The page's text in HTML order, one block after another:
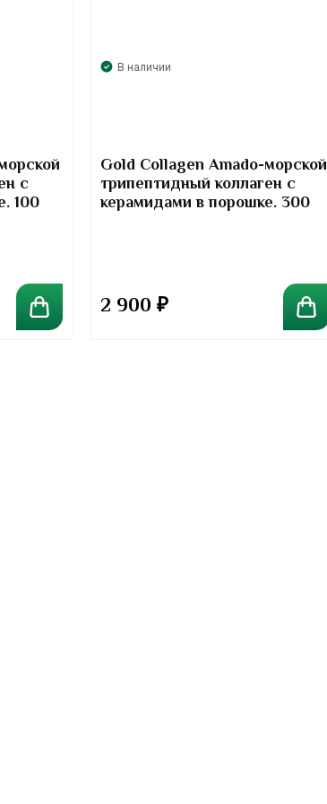
с
100
В наличии
Gold Collagen Amado-морской
трипептидный коллаген с
керамидами в порошке. 300
2 900 ₽